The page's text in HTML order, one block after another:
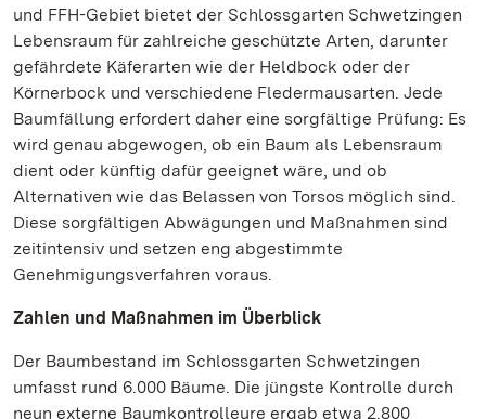
und FFH-Gebiet bietet der Schlossgarten Schwetzingen
Lebensraum für zahlreiche geschützte Arten, darunter
gefährdete Käferarten wie der Heldbock oder der
Körnerbock und verschiedene Fledermausarten. Jede
Baumfällung erfordert daher eine sorgfältige Prüfung: Es
wird genau abgewogen, ob ein Baum als Lebensraum
dient oder künftig dafür geeignet wäre, und ob
Alternativen wie das Belassen von Torsos möglich sind.
Diese sorgfältigen Abwägungen und Maßnahmen sind
zeitintensiv und setzen eng abgestimmte
Genehmigungsverfahren voraus.
Zahlen und Maßnahmen im Überblick
Der Baumbestand im Schlossgarten Schwetzingen
umfasst rund 6.000 Bäume. Die jüngste Kontrolle durch
neun externe Baumkontrolleure ergab etwa 2.800